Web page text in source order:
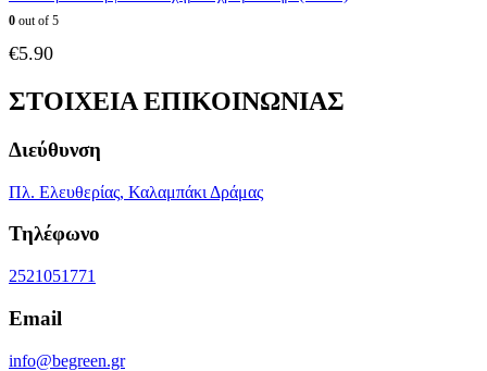
0 out of 5
€5.90
ΣΤΟΙΧΕΙΑ ΕΠΙΚΟΙΝΩΝΙΑΣ
Διεύθυνση
Πλ. Ελευθερίας, Καλαμπάκι Δράμας
Τηλέφωνο
2521051771
Email
info@begreen.gr